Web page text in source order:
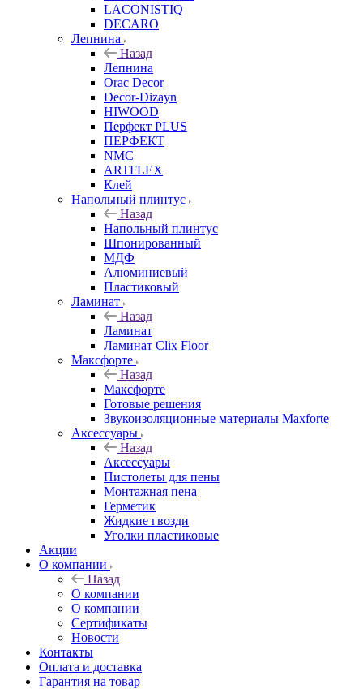
LACONISTIQ
DECARO
Лепнина
Назад
Лепнина
Orac Decor
Decor-Dizayn
HIWOOD
Перфект PLUS
ПЕРФЕКТ
NMC
ARTFLEX
Клей
Напольный плинтус
Назад
Напольный плинтус
Шпонированный
МДФ
Алюминиевый
Пластиковый
Ламинат
Назад
Ламинат
Ламинат Clix Floor
Максфорте
Назад
Максфорте
Готовые решения
Звукоизоляционные материалы Maxforte
Аксессуары
Назад
Аксессуары
Пистолеты для пены
Монтажная пена
Герметик
Жидкие гвозди
Уголки пластиковые
Акции
О компании
Назад
О компании
О компании
Сертификаты
Новости
Контакты
Оплата и доставка
Гарантия на товар